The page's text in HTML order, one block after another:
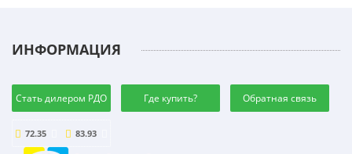
ИНФОРМАЦИЯ
Стать дилером РДО Где купить? Обратная связь
72.35 83.93